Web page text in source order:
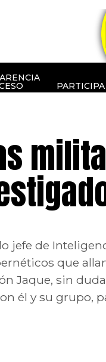
PARTICIPA
jefe de
que
Jaque, sin
él y su grupo,